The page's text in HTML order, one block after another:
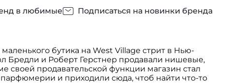
в любимые Подписаться на новинки бренда
бутика на West Village стрит в Нью-
Бредли и Роберт Герстнер продавали нишевые,
продавательской функции магазин стал
и приходили сюда, чтоб найти что-то